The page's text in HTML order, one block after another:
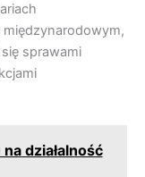
sprawami
działalność